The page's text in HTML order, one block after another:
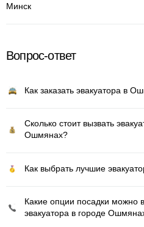
Минск
Вопрос-ответ
Как заказать эвакуатора в
Сколько стоит вызвать
Ошмянах?
Как выбрать лучшие
Какие опции посадки можно
эвакуатора в городе